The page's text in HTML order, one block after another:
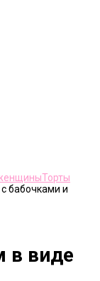
Торты
бабочками и
в виде